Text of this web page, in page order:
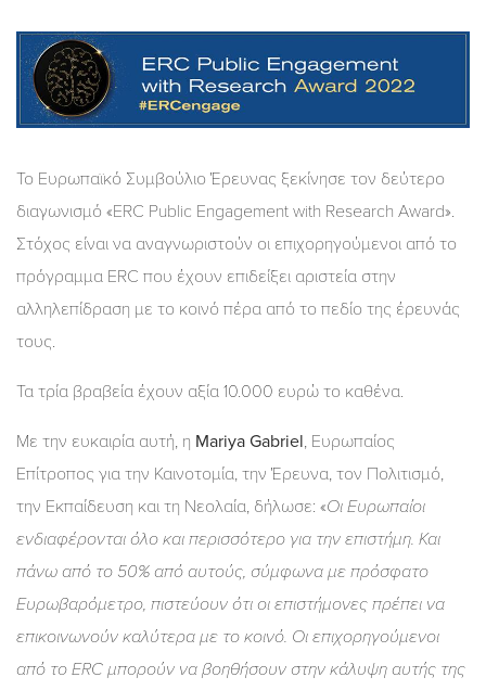
Το Ευρωπαϊκό Συμβούλιο Έρευνας ξεκίνησε τον δεύτερο
διαγωνισμό «ERC Public Engagement with Research Award».
Στόχος είναι να αναγνωριστούν οι επιχορηγούμενοι από το
πρόγραμμα ERC που έχουν επιδείξει αριστεία στην
αλληλεπίδραση με το κοινό πέρα ​​από το πεδίο της έρευνάς
τους.
Τα τρία βραβεία έχουν αξία 10.000 ευρώ το καθένα.
Με την ευκαιρία αυτή, η Mariya Gabriel, Ευρωπαίος
Επίτροπος για την Καινοτομία, την Έρευνα, τον Πολιτισμό,
την Εκπαίδευση και τη Νεολαία, δήλωσε: «Οι Ευρωπαίοι
ενδιαφέρονται όλο και περισσότερο για την επιστήμη. Και
πάνω από το 50% από αυτούς, σύμφωνα με πρόσφατο
Ευρωβαρόμετρο, πιστεύουν ότι οι επιστήμονες πρέπει να
επικοινωνούν καλύτερα με το κοινό. Οι επιχορηγούμενοι
από το ERC μπορούν να βοηθήσουν στην κάλυψη αυτής της